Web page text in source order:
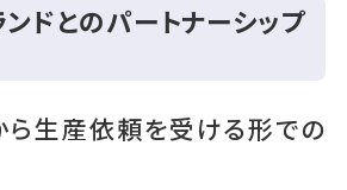
ドとのパートナーシップ
ら生産依頼を受ける形での